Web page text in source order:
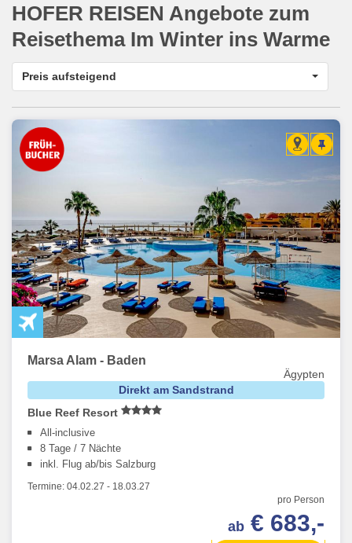
HOFER REISEN Angebote zum
Reisethema Im Winter ins Warme
Preis aufsteigend
Marsa Alam - Baden
Ägypten
Direkt am Sandstrand
Blue Reef Resort
All-inclusive
8 Tage / 7 Nächte
inkl. Flug ab/bis Salzburg
Termine: 04.02.27 - 18.03.27
pro Person
ab € 683,-